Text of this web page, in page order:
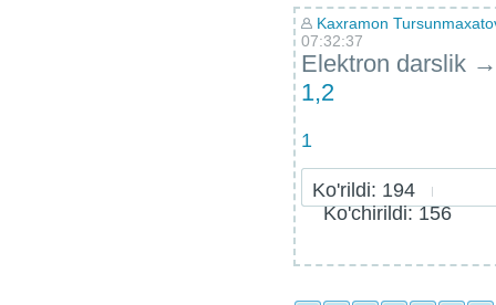
Kaxramon
07:32:37
Elektron darslik →
1,2
1
Ko'rildi: 194
Ko'chirildi: 156